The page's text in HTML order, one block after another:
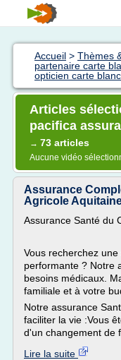
Accueil > Thèmes
partenaire carte
opticien carte
Articles
pacifica
→ 73 articles
Aucune vidéo
Assurance
Agricole
Assurance Santé du
Vous recherchez
performante ? Notre
besoins médicaux.
familiale et à votre
Notre assurance
faciliter la vie :Vous
d'un changement de
Lire la suite